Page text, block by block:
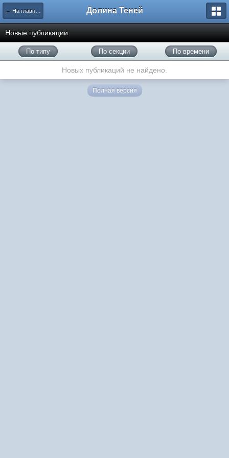
← На главную Долина Теней
Новые публикации
По типу По секции По времени
Новых публикаций не найдено.
Полная версия